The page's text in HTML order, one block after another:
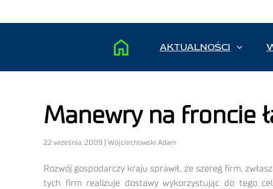
AKTUALNOŚCI
Manewry na froncie
22 września, 2009 | Wojciechowski Adam
Rozwój gospodarczy kraju sprawił, że szereg firm,
tych firm realizuje dostawy wykorzystując do tego